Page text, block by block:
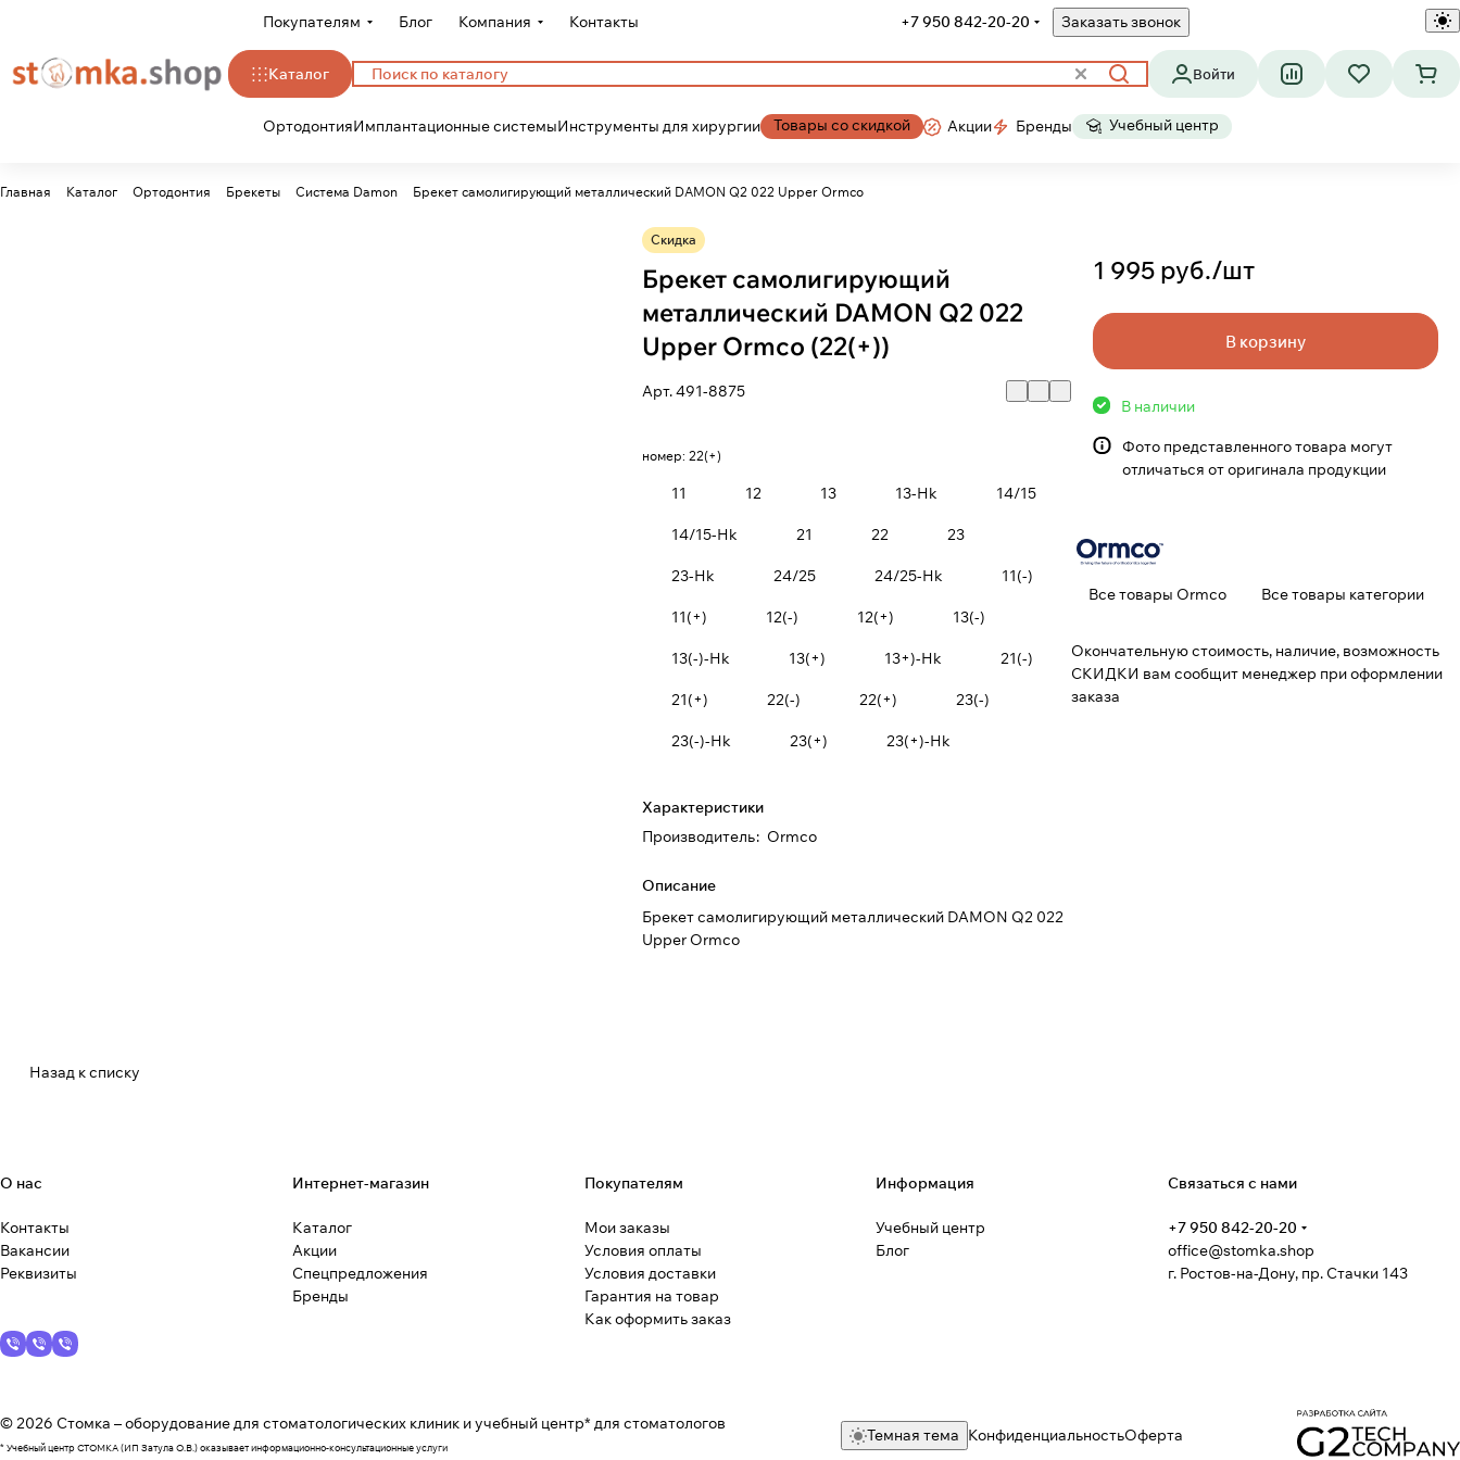
Покупателям Блог Компания Контакты +7 950 842-20-20 Заказать звонок
Каталог Войти
ОртодонтияИмплантационные системыИнструменты для хирургии Товары со скидкой Акции Бренды Учебный центр
Главная Каталог Ортодонтия Брекеты Система Damon Брекет самолигирующий металлический DAMON Q2 022 Upper Ormco
Скидка
Брекет самолигирующий
металлический DAMON Q2 022
Upper Ormco (22(+))
Арт.491-8875
номер:22(+)
11 12 13 13-Hk 14/15
14/15-Hk 21 22 23
23-Hk 24/25 24/25-Hk 11(-)
11(+) 12(-) 12(+) 13(-)
13(-)-Hk 13(+) 13+)-Hk 21(-)
21(+) 22(-) 22(+) 23(-)
23(-)-Hk 23(+) 23(+)-Hk
Характеристики
Производитель: Ormco
Описание
Брекет самолигирующий металлический DAMON Q2 022
Upper Ormco
1 995 руб./шт
В корзину
В наличии
Фото представленного товара могут
отличаться от оригинала продукции
Все товары Ormco Все товары категории
Окончательную стоимость, наличие, возможность
СКИДКИ вам сообщит менеджер при оформлении
заказа
Назад к списку
О нас
Контакты
Вакансии
Реквизиты
Интернет-магазин
Каталог
Акции
Спецпредложения
Бренды
Покупателям
Мои заказы
Условия оплаты
Условия доставки
Гарантия на товар
Как оформить заказ
Информация
Учебный центр
Блог
Связаться с нами
+7 950 842-20-20
office@stomka.shop
г. Ростов-на-Дону, пр. Стачки 143
© 2026 Стомка – оборудование для стоматологических клиник и учебный центр* для стоматологов
* Учебный центр СТОМКА (ИП Затула О.В.) оказывает информационно-консультационные услуги
Темная тема КонфиденциальностьОферта